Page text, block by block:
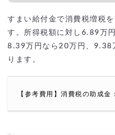
すまい給付金で消費税増税
す。所得税額に対し6.89万
8.39万円なら20万円、9.38
ります。
【参考費用】消費税の助成